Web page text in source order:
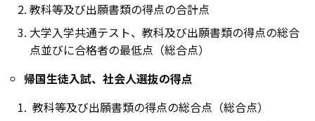
教科等及び出願書類の得点の合計点
大学入学共通テスト、教科及び出願書類の得点の総合
点並びに合格者の最低点（総合点）
帰国生徒入試、社会人選抜の得点
教科等及び出願書類の得点の総合点（総合点）